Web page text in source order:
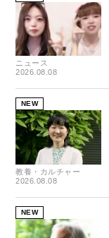
ニュース
2026.08.08
NEW
教養・カルチャー
2026.08.08
NEW